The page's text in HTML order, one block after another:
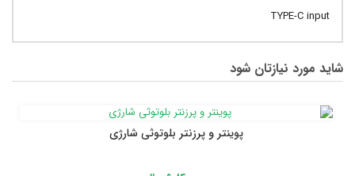
TYPE-C input
شاید مورد نیازتان شود
پوینتر و پرزنتر بلوتوثی شارژی